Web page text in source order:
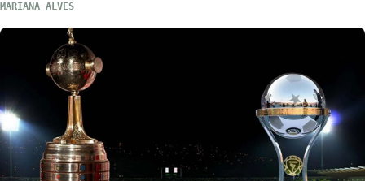
MARIANA ALVES